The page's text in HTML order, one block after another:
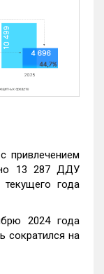
привлечением
13 287 ДДУ
года
2024 года
сократился на